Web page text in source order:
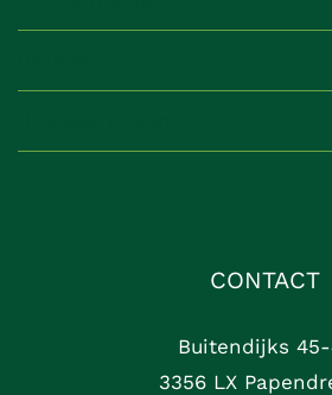
CONTACT
Buitendijks 45-
3356 LX